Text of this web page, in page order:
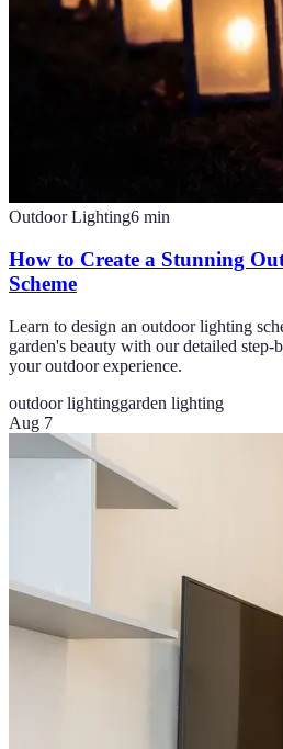
Outdoor Lighting6 min
How to Create a Stunning
Scheme
Learn to design an outdoor lighting
garden's beauty with our detailed step-
your outdoor experience.
outdoor lightinggarden lighting
Aug 7